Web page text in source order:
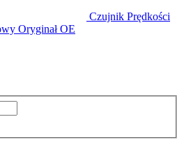
Czujnik Prędkości
Oryginał OE